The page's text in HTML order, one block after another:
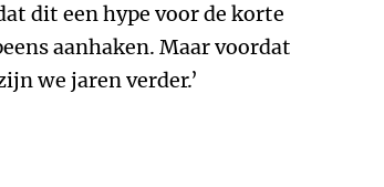
dit een hype voor de korte
aanhaken. Maar voordat
we jaren verder.’